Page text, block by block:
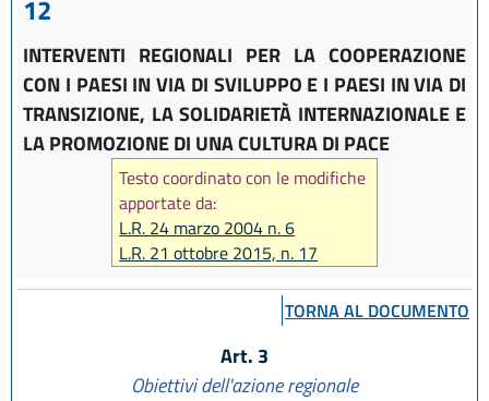
12
INTERVENTI REGIONALI PER LA COOPERAZIONE
CON I PAESI IN VIA DI SVILUPPO E I PAESI IN VIA DI
TRANSIZIONE, LA SOLIDARIETÀ INTERNAZIONALE E
LA PROMOZIONE DI UNA CULTURA DI PACE
Testo coordinato con le modifiche
apportate da:
L.R. 24 marzo 2004 n. 6
L.R. 21 ottobre 2015, n. 17
TORNA AL DOCUMENTO
Art. 3
Obiettivi dell'azione regionale